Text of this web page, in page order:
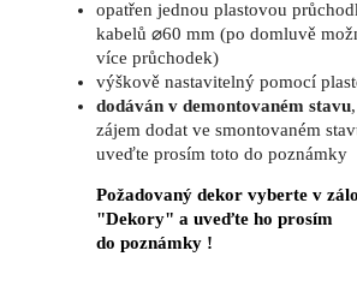
opatřen jednou plastovou
kabelů ⌀60 mm (po domluvě
více průchodek)
výškově nastavitelný pomocí
dodáván v demontovaném stavu
zájem dodat ve smontovaném
uveďte prosím toto do poznámky
Požadovaný dekor vyberte v
"Dekory" a uveďte ho prosím
do poznámky !